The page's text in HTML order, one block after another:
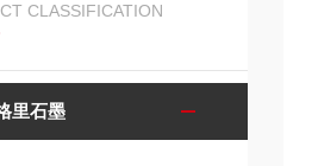
CLASSIFICATION
里石墨